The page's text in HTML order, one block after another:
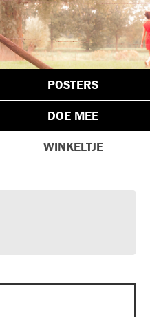
POSTERS
DOE MEE
WINKELTJE